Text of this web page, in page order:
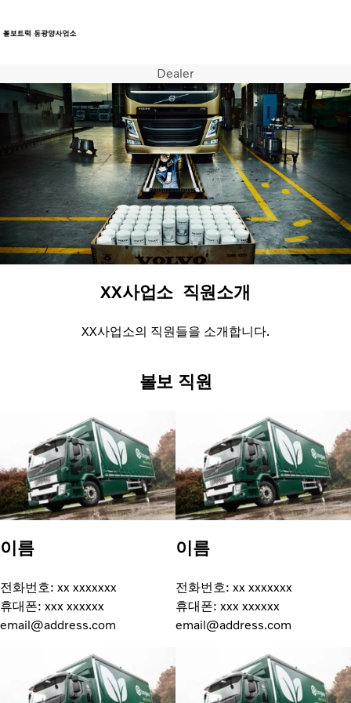
트럭
서비스
연락처
Dealer
XX사업소 직원소개
XX사업소의 직원들을 소개합니다.
볼보 직원
이름
전화번호: xx xxxxxxx
휴대폰: xxx xxxxxx
email@address.com
이름
전화번호: xx xxxxxxx
휴대폰: xxx xxxxxx
email@address.com